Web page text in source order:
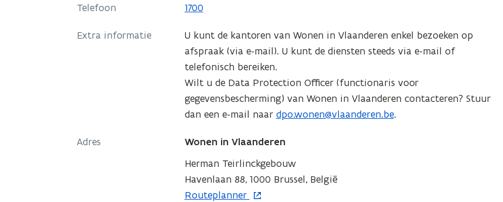
t
i
n
n
i
e
u
v
e
n
s
Telefoon 1700
Extra informatie
U kunt de kantoren van Wonen in Vlaanderen enkel bezoeken op
afspraak (via e-mail). U kunt de diensten steeds via e-mail of
telefonisch bereiken.
Wilt u de Data Protection Officer (functionaris voor
gegevensbescherming) van Wonen in Vlaanderen contacteren? Stuur
dan een e-mail naar dpo.wonen@vlaanderen.be.
Adres
Wonen in Vlaanderen
Herman Teirlinckgebouw
Havenlaan 88, 1000 Brussel, België
Routeplanner
o